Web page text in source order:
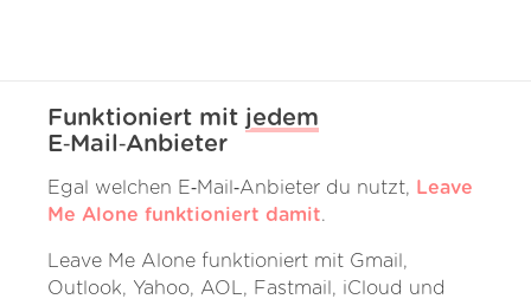
Funktioniert mit jedem
E‑Mail‑Anbieter
Egal welchen E‑Mail‑Anbieter du nutzt,
Leave
Me Alone funktioniert damit.
Leave Me Alone funktioniert mit Gmail,
Outlook, Yahoo, AOL, Fastmail, iCloud und